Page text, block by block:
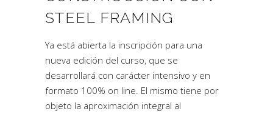
STEEL FRAMING
Ya está abierta la inscripción para una
nueva edición del curso, que se
desarrollará con carácter intensivo y en
formato 100% on line. El mismo tiene por
objeto la aproximación integral al